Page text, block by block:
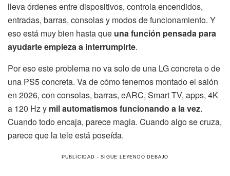
lleva órdenes entre dispositivos, controla encendidos,
entradas, barras, consolas y modos de funcionamiento. Y
eso está muy bien hasta que una función pensada para
ayudarte empieza a interrumpirte.
Por eso este problema no va solo de una LG concreta o de
una PS5 concreta. Va de cómo tenemos montado el salón
en 2026, con consolas, barras, eARC, Smart TV, apps, 4K
a 120 Hz y mil automatismos funcionando a la vez.
Cuando todo encaja, parece magia. Cuando algo se cruza,
parece que la tele está poseída.